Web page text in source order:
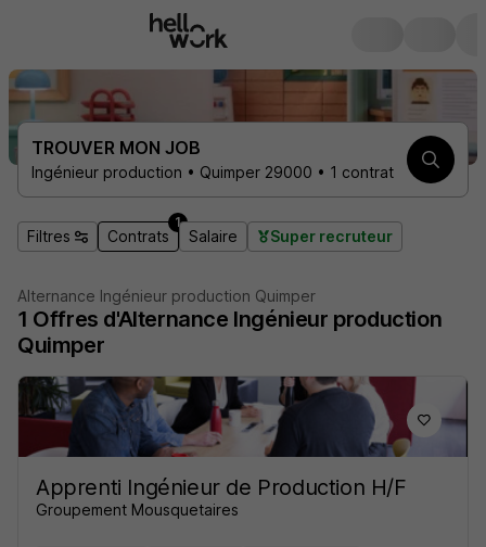
TROUVER MON JOB
Ingénieur production • Quimper 29000 • 1 contrat
Filtres Contrats
1
Salaire Super recruteur
Alternance Ingénieur production Quimper
1 Offres d'Alternance Ingénieur production
Quimper
Apprenti Ingénieur de Production H/F
Groupement Mousquetaires